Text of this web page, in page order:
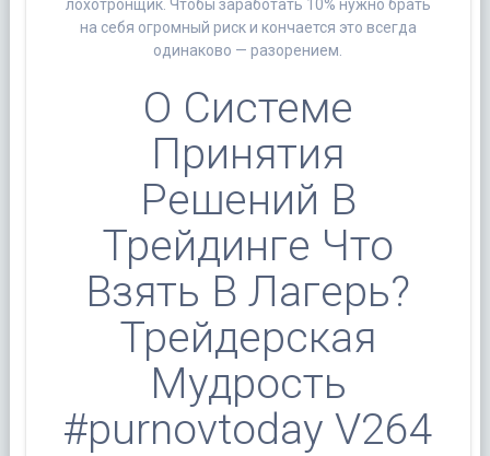
лохотронщик. Чтобы заработать 10% нужно брать
на себя огромный риск и кончается это всегда
одинаково — разорением.
О Системе
Принятия
Решений В
Трейдинге Что
Взять В Лагерь?
Трейдерская
Мудрость
#purnovtoday V264